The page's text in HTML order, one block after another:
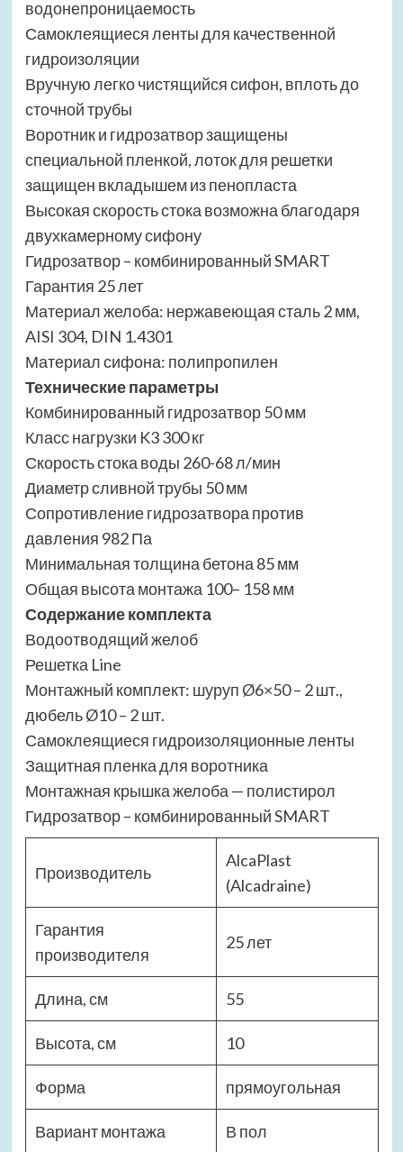
водонепроницаемость
Самоклеящиеся ленты для качественной
гидроизоляции
Вручную легко чистящийся сифон, вплоть до
сточной трубы
Воротник и гидрозатвор защищены
специальной пленкой, лоток для решетки
защищен вкладышем из пенопласта
Высокая скорость стока возможна благодаря
двухкамерному сифону
Гидрозатвор – комбинированный SMART
Гарантия 25 лет
Материал желоба: нержавеющая сталь 2 мм,
AISI 304, DIN 1.4301
Материал сифона: полипропилен
Технические параметры
Комбинированный гидрозатвор 50 мм
Класс нагрузки K3 300 кг
Скорость стока воды 260-68 л/мин
Диаметр сливной трубы 50 мм
Сопротивление гидрозатвора против
давления 982 Па
Минимальная толщина бетона 85 мм
Общая высота монтажа 100– 158 мм
Содержание комплекта
Водоотводящий желоб
Решетка Line
Монтажный комплект: шуруп Ø6×50 – 2 шт.,
дюбель Ø10 – 2 шт.
Самоклеящиеся гидроизоляционные ленты
Защитная пленка для воротника
Монтажная крышка желоба — полистирол
Гидрозатвор – комбинированный SMART
Производитель
AlcaPlast
(Alcadraine)
Гарантия
производителя
25 лет
Длина, см 55
Высота, см 10
Форма прямоугольная
Вариант монтажа В пол